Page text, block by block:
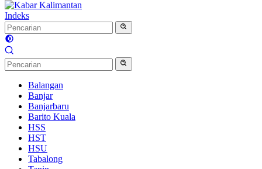
Indeks
Balangan
Banjar
Banjarbaru
Barito Kuala
HSS
HST
HSU
Tabalong